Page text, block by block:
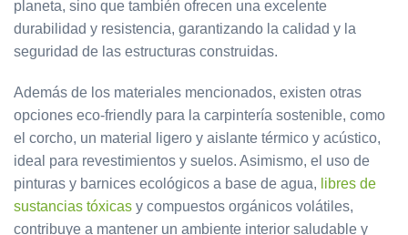
planeta, sino que también ofrecen una excelente
durabilidad y resistencia, garantizando la calidad y la
seguridad de las estructuras construidas.
Además de los materiales mencionados, existen otras
opciones eco-friendly para la carpintería sostenible, como
el corcho, un material ligero y aislante térmico y acústico,
ideal para revestimientos y suelos. Asimismo, el uso de
pinturas y barnices ecológicos a base de agua, libres de
sustancias tóxicas y compuestos orgánicos volátiles,
contribuye a mantener un ambiente interior saludable y